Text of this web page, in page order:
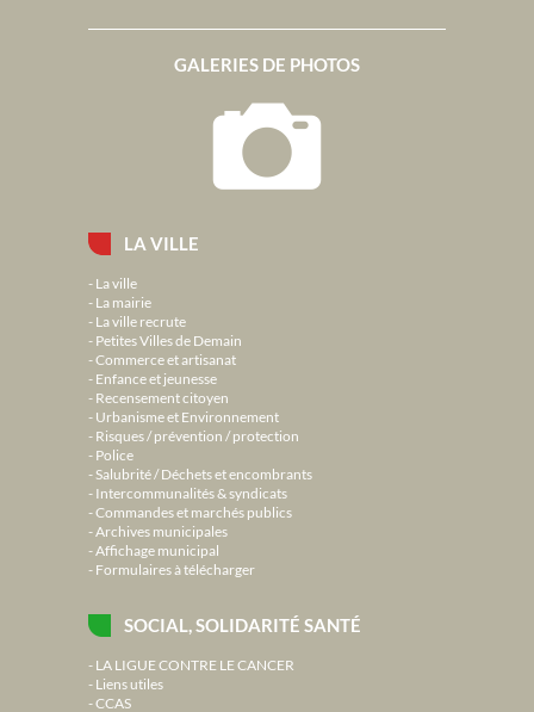
LA VILLE
La ville
La mairie
La ville recrute
Petites Villes de Demain
Commerce et artisanat
Enfance et jeunesse
Recensement citoyen
Urbanisme et Environnement
Risques / prévention / protection
Police
Salubrité / Déchets et encombrants
Intercommunalités & syndicats
Commandes et marchés publics
Archives municipales
Affichage municipal
Formulaires à télécharger
SOCIAL, SOLIDARITÉ SANTÉ
LA LIGUE CONTRE LE CANCER
Liens utiles
CCAS
GALERIES DE PHOTOS